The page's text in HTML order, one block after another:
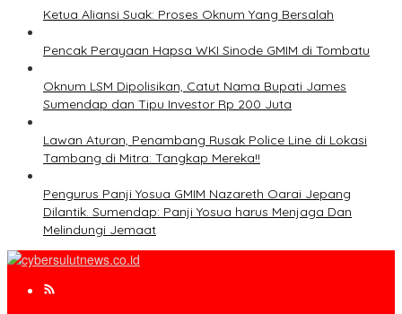
Ketua Aliansi Suak: Proses Oknum Yang Bersalah
Pencak Perayaan Hapsa WKI Sinode GMIM di Tombatu
Oknum LSM Dipolisikan, Catut Nama Bupati James
Sumendap dan Tipu Investor Rp 200 Juta
Lawan Aturan, Penambang Rusak Police Line di Lokasi
Tambang di Mitra: Tangkap Mereka!!
Pengurus Panji Yosua GMIM Nazareth Oarai Jepang
Dilantik. Sumendap: Panji Yosua harus Menjaga Dan
Melindungi Jemaat